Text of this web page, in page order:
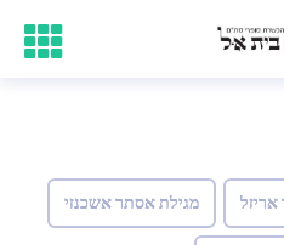
מגילת אסתר אשכנזי